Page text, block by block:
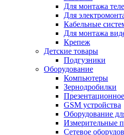
Для монтажа
Для
Кабельные
Для монтажа
Крепеж
Детские товары
Подгузники
Оборудование
Компьютеры
Зернодробилки
GSM устройства
Оборудование
Измерительные
Сетевое